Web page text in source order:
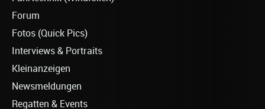
Forum
Fotos (Quick Pics)
Interviews & Portraits
Kleinanzeigen
Newsmeldungen
Regatten & Events